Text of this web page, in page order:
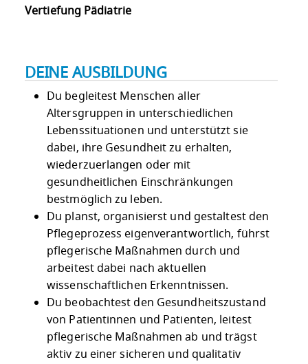
Vertiefung Pädiatrie
DEINE AUSBILDUNG
Du begleitest Menschen aller
Altersgruppen in unterschiedlichen
Lebenssituationen und unterstützt sie
dabei, ihre Gesundheit zu erhalten,
wiederzuerlangen oder mit
gesundheitlichen Einschränkungen
bestmöglich zu leben.
Du planst, organisierst und gestaltest den
Pflegeprozess eigenverantwortlich, führst
pflegerische Maßnahmen durch und
arbeitest dabei nach aktuellen
wissenschaftlichen Erkenntnissen.
Du beobachtest den Gesundheitszustand
von Patientinnen und Patienten, leitest
pflegerische Maßnahmen ab und trägst
aktiv zu einer sicheren und qualitativ